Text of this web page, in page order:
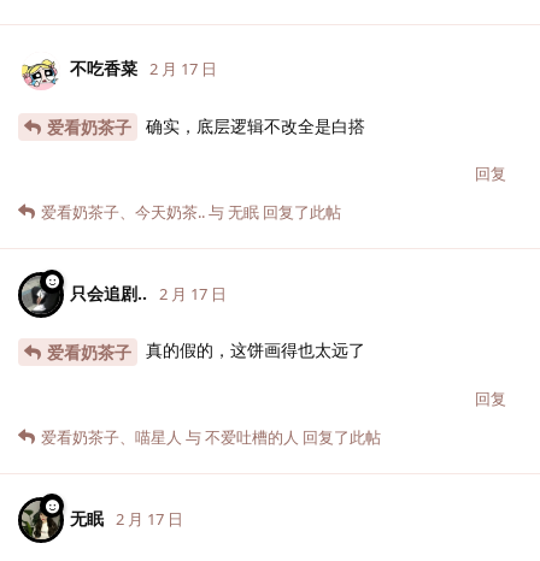
不吃香菜 2 月 17 日
爱看奶茶子 确实，底层逻辑不改全是白搭
回复
爱看奶茶子、 今天奶茶..与无眠 回复了此帖
只会追剧.. 2 月 17 日
爱看奶茶子 真的假的，这饼画得也太远了
回复
爱看奶茶子、 喵星人 与不爱吐槽的人 回复了此帖
无眠 2 月 17 日